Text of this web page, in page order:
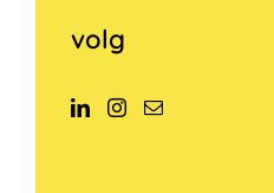
volg